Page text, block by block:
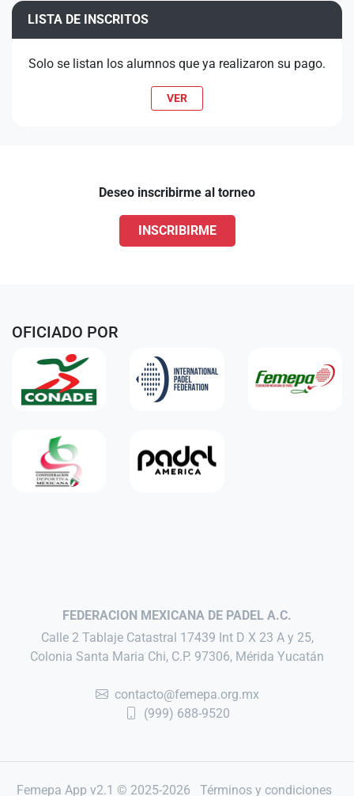
LISTA DE INSCRITOS
Solo se listan los alumnos que ya realizaron su pago.
VER
Deseo inscribirme al torneo
INSCRIBIRME
OFICIADO POR
FEDERACION MEXICANA DE PADEL A.C.
Calle 2 Tablaje Catastral 17439 Int D X 23 A y 25,
Colonia Santa Maria Chi, C.P. 97306, Mérida Yucatán
contacto@femepa.org.mx
(999) 688-9520
Femepa App v2.1 © 2025-2026 Términos y condiciones